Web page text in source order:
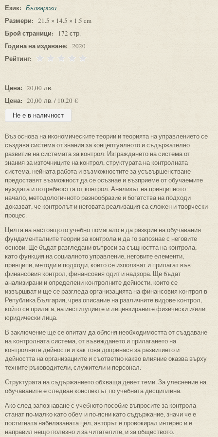
Език: Български
Размери: 21.5 × 14.5 × 1.5 cm
Брой страници: 172 стр.
Година на издаване: 2020
Рейтинг:
Цена: 20,00 лв.
Цена: 20,00 лв. / 10,20 €
Въз основа на икономическите теории и теорията на управлението се
създава система от знания за концептуалното и съдържателно
развитие на системата за контрол. Изграждането на система от
знания за източниците на контрол, структурата на контролната
система, нейната работа и възможностите за усъвършенстване
предоставят възможност да се осъзнае и възприеме от обучаемите
нуждата и потребността от контрол. Анализът на принципното
начало, методологичното разнообразие и богатства на подходи
доказват, че контролът и неговата реализация са сложен и творчески
процес.
Целта на настоящото учебно помагало е да разкрие на обучавания
фундаменталните теории за контрола и да го запознае с неговите
основи. Ще бъдат разгледани въпроси за същността на контрола,
като функция на социалното управление, неговите елементи,
принципи, методи и подходи, които се използват и прилагат във
финансовия контрол, финансовия одит и надзора. Ще бъдат
анализирани и определени контролните дейности, които се
извършват и ще се разгледа организацията на финансовия контрол в
Република България, чрез описание на различните видове контрол,
който се прилага, на институциите и лицензираните физически и/или
юридически лица.
В заключение ще се опитам да обясня необходимостта от създаване
на контролната система, от въвеждането и прилагането на
контролните дейности и как това допринася за развитието и
дейността на организациите и съответно какво влияние оказва върху
техните ръководители, служители и персонал.
Структурата на съдържанието обхваща девет теми. За улеснение на
обучаваните е следван конспектът по учебната дисциплина.
Ако след запознаване с учебното пособие въпросите за контрола
станат по-малко като обем и по-ясни като съдържание, значи че е
постигната набелязаната цел, авторът е провокирал интерес и е
направил нещо полезно и за читателите, и за обществото.